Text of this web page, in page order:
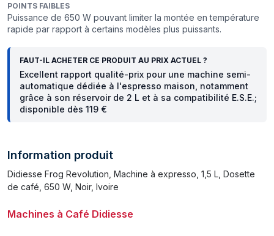
POINTS FAIBLES
Puissance de 650 W pouvant limiter la montée en température
rapide par rapport à certains modèles plus puissants.
FAUT-IL ACHETER CE PRODUIT AU PRIX ACTUEL ?
Excellent rapport qualité-prix pour une machine semi-
automatique dédiée à l'espresso maison, notamment
grâce à son réservoir de 2 L et à sa compatibilité E.S.E.;
disponible dès 119 €
Information produit
Didiesse Frog Revolution, Machine à expresso, 1,5 L, Dosette
de café, 650 W, Noir, Ivoire
Machines à Café Didiesse